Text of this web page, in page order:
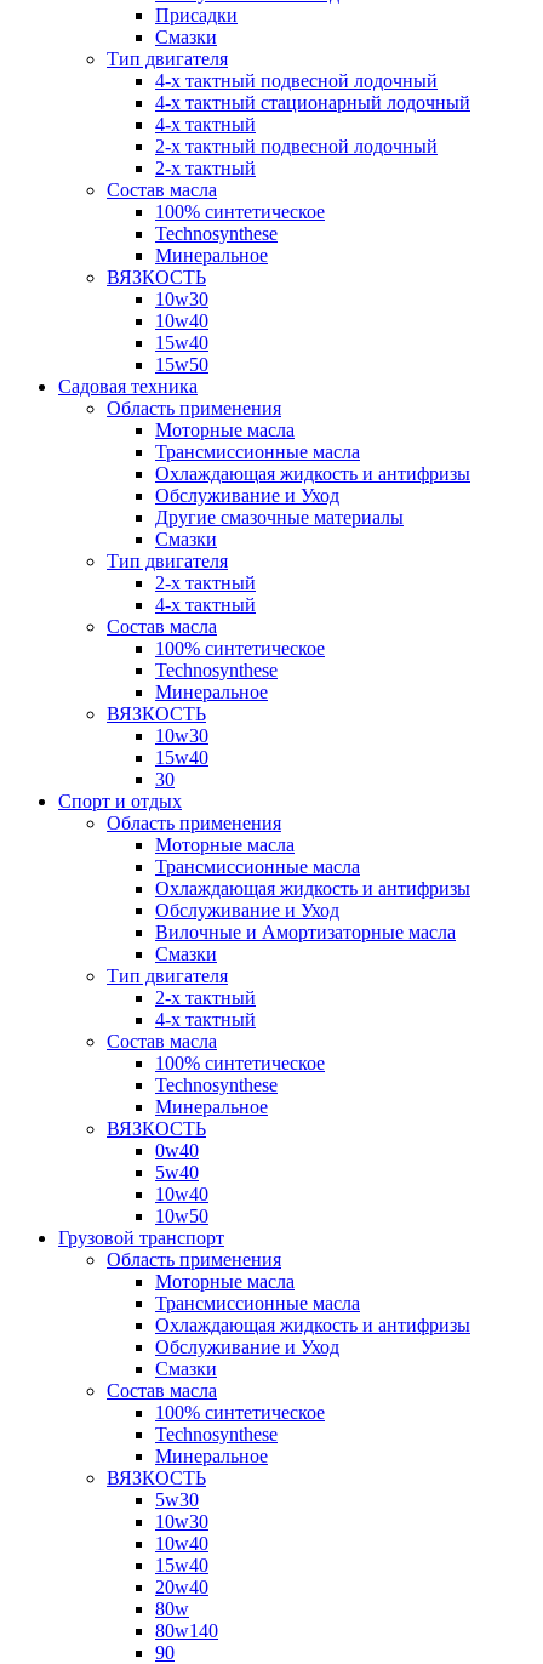
Присадки
Смазки
Тип двигателя
4-х тактный подвесной лодочный
4-х тактный стационарный лодочный
4-х тактный
2-х тактный подвесной лодочный
2-х тактный
Состав масла
100% синтетическое
Technosynthese
Минеральное
ВЯЗКОСТЬ
10w30
10w40
15w40
15w50
Садовая техника
Область применения
Моторные масла
Трансмиссионные масла
Охлаждающая жидкость и антифризы
Обслуживание и Уход
Другие смазочные материалы
Смазки
Тип двигателя
2-х тактный
4-х тактный
Состав масла
100% синтетическое
Technosynthese
Минеральное
ВЯЗКОСТЬ
10w30
15w40
30
Спорт и отдых
Область применения
Моторные масла
Трансмиссионные масла
Охлаждающая жидкость и антифризы
Обслуживание и Уход
Вилочные и Амортизаторные масла
Смазки
Тип двигателя
2-х тактный
4-х тактный
Состав масла
100% синтетическое
Technosynthese
Минеральное
ВЯЗКОСТЬ
0w40
5w40
10w40
10w50
Грузовой транспорт
Область применения
Моторные масла
Трансмиссионные масла
Охлаждающая жидкость и антифризы
Обслуживание и Уход
Смазки
Состав масла
100% синтетическое
Technosynthese
Минеральное
ВЯЗКОСТЬ
5w30
10w30
10w40
15w40
20w40
80w
80w140
90